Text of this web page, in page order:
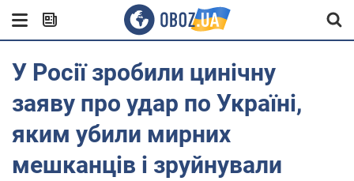
У Росії зробили цинічну
заяву про удар по Україні,
яким убили мирних
мешканців і зруйнували